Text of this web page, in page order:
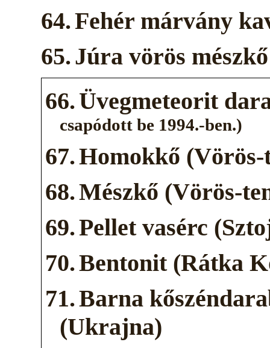
64.Fehér márvány
65.Júra vörös
66.Üvegmeteorit
csapódott be 1994.-ben.)
67.Homokkő
68.Mészkő (Vörös-
69.Pellet vasérc
70.Bentonit (Rátka
71.Barna
(Ukrajna)